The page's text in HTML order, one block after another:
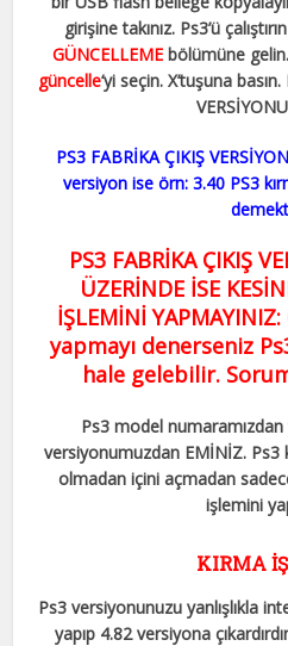
girişine takınız. Ps3’ü
GÜNCELLEME bölümüne gelin.
güncelle‘yi seçin. X’tuşuna
PS3 FABRİKA ÇIKIŞ
versiyon ise örn: 3.40 PS3
PS3 FABRİKA ÇIKIŞ
ÜZERİNDE İSE
İŞLEMİNİ
yapmayı denerseniz
hale gelebilir.
Ps3 model numaramızdan
versiyonumuzdan EMİNİZ. Ps3
olmadan içini açmadan
işlemini
KIRMA
Ps3 versiyonunuzu yanlışlıkla
yapıp 4.82 versiyona